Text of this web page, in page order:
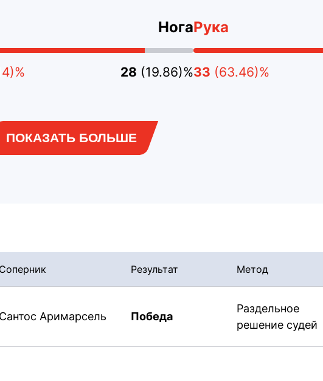
Нога
28 (19.86)%
Рука
33 (63.46)%
ПОКАЗАТЬ БОЛЬШЕ
Соперник Результат Метод
Сантос Аримарсель Победа
Раздельное
решение судей